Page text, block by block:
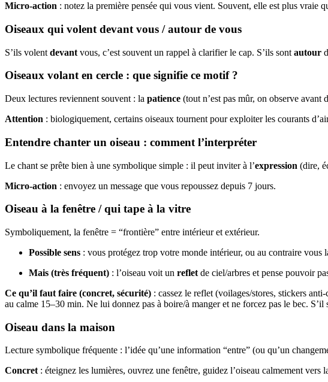
Micro-action : notez la première pensée qui vous vient. Souvent, elle est plus vraie
Oiseaux qui volent devant vous / autour de vous
S’ils volent devant vous, c’est souvent un rappel à clarifier le cap. S’ils sont autour
Oiseaux volant en cercle : que signifie ce motif ?
Deux lectures reviennent souvent : la patience (tout n’est pas mûr, on observe avant
Attention : biologiquement, certains oiseaux tournent pour exploiter les courants
Entendre chanter un oiseau : comment l’interpréter
Le chant se prête bien à une symbolique simple : il peut inviter à l’expression (dire,
Micro-action : envoyez un message que vous repoussez depuis 7 jours.
Oiseau à la fenêtre / qui tape à la vitre
Symboliquement, la fenêtre = “frontière” entre intérieur et extérieur.
Possible sens : vous protégez trop votre monde intérieur, ou au contraire vous
Mais (très fréquent) : l’oiseau voit un reflet de ciel/arbres et pense pouvoir
Ce qu’il faut faire (concret, sécurité) : cassez le reflet (voilages/stores, stickers
au calme 15–30 min. Ne lui donnez pas à boire/à manger et ne forcez pas le bec.
Oiseau dans la maison
Lecture symbolique fréquente : l’idée qu’une information “entre” (ou qu’un
Concret: éteignez les lumières, ouvrez une fenêtre, guidez l’oiseau calmement vers